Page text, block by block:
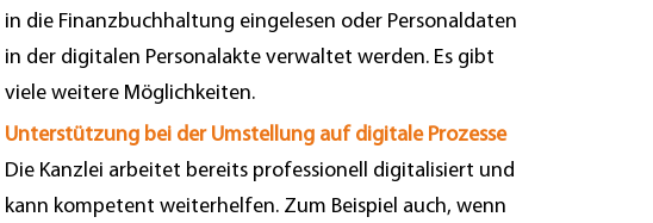
in die Finanzbuchhaltung eingelesen oder Personaldaten
in der digitalen Personalakte verwaltet werden. Es gibt
viele weitere Möglichkeiten.
Unterstützung bei der Umstellung auf digitale Prozesse
Die Kanzlei arbeitet bereits professionell digitalisiert und
kann kompetent weiterhelfen. Zum Beispiel auch, wenn